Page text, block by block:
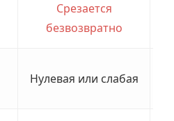
Срезается
безвозвратно
Нулевая или слабая